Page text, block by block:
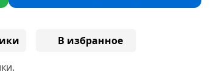
В избранное